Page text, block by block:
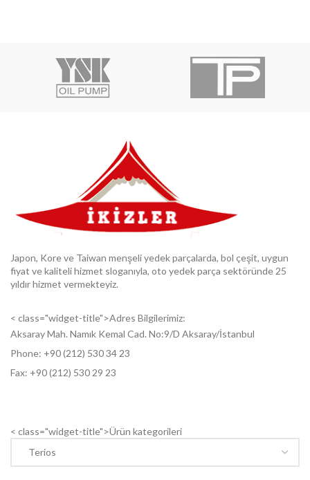
Japon, Kore ve Taiwan menşeli yedek parçalarda, bol çeşit, uygun
fiyat ve kaliteli hizmet sloganıyla, oto yedek parça sektöründe 25
yıldır hizmet vermekteyiz.
< class="widget-title">Adres Bilgilerimiz:
Aksaray Mah. Namık Kemal Cad. No:9/D Aksaray/İstanbul
Phone: +90 (212) 530 34 23
Fax: +90 (212) 530 29 23
< class="widget-title">Ürün kategorileri